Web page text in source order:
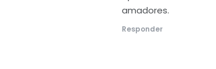
amadores.
Responder